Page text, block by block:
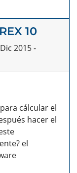
10
2015 -
cálcular el
hacer el
el